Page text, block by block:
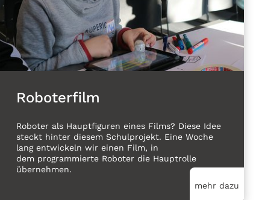
Roboterfilm
Roboter als Hauptfiguren eines Films? Diese Idee
steckt hinter diesem Schulprojekt. Eine Woche
lang entwickeln wir einen Film, in
dem programmierte Roboter die Hauptrolle
übernehmen.
mehr dazu